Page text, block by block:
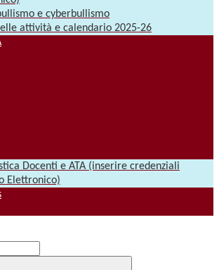
e cyberbullismo
attività e calendario 2025-26
Docenti e ATA (inserire credenziali
Elettronico)